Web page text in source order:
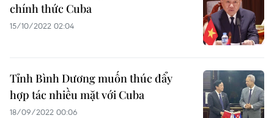
chính thức Cuba
15/10/2022 02:04
Tỉnh Bình Dương muốn thúc đẩy
hợp tác nhiều mặt với Cuba
18/09/2022 00:06